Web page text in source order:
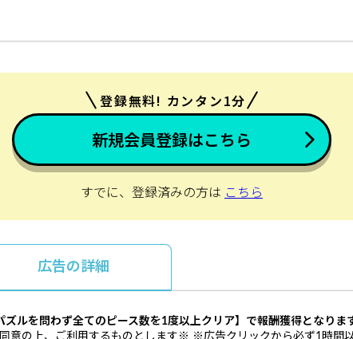
登録無料! カンタン1分
新規会員登録はこちら
すでに、登録済みの方は こちら
広告の詳細
ルを問わず全てのピース数を1度以上クリア】で報酬獲得となりま
意の上、ご利用するものとします※ ※広告クリックから必ず1時間